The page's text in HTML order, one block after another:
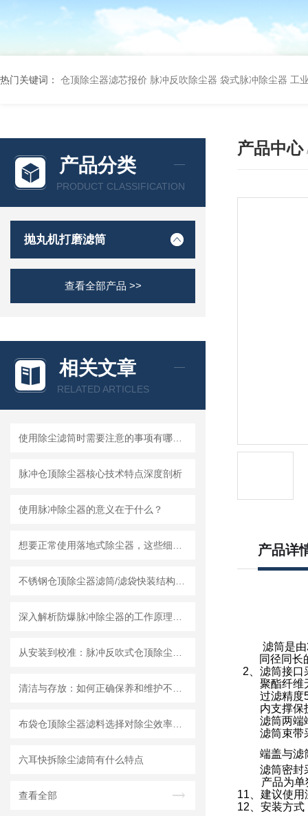
热门关键词： 仓顶除尘器滤芯报价 脉冲反吹除尘器 袋式脉冲除尘器 工
产品分类
PRODUCT CLASSIFICATION
抛丸机打磨滤筒
查看全部产品 >>
相关文章
RELATED ARTICLES
脉冲仓顶除尘器核心技术特点深度剖析
使用脉冲除尘器的意义在于什么？
六耳快拆除尘滤筒有什么特点
查看全部
产品中心
产品详
1、 滤筒是
同径同长
2、滤筒接口
3、聚酯纤
4、过滤精
5、内支撑
6、滤筒两
7、滤筒束
8、端盖与
9、滤筒密
10、产品为
11、建议使
12、安装方式